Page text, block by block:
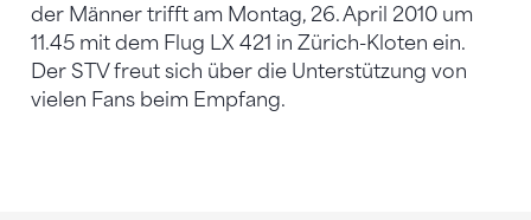
der Männer trifft am Montag, 26. April 2010 um
11.45 mit dem Flug LX 421 in Zürich-Kloten ein.
Der STV freut sich über die Unterstützung von
vielen Fans beim Empfang.